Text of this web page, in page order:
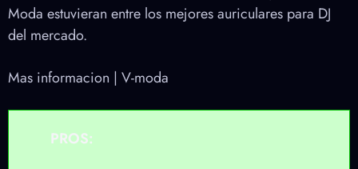
Moda estuvieran entre los mejores auriculares para DJ
del mercado.
Mas informacion | V-moda
PROS: